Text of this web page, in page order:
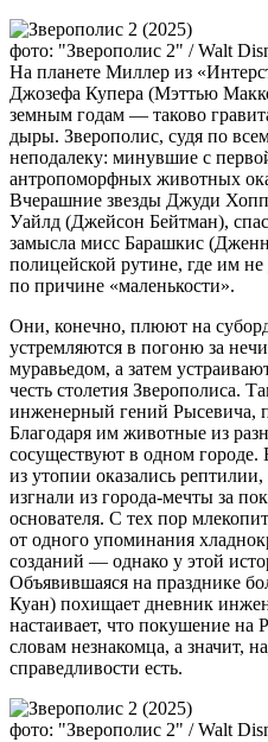
фото: "Зверополис 2" / Walt
На планете Миллер из
Джозефа Купера (Мэттью
земным годам — таково
дыры. Зверополис, судя по
неподалеку: минувшие с
антропоморфных животных
Вчерашние звезды Джуди
Уайлд (Джейсон Бейтман),
замысла мисс Барашкис
полицейской рутине, где им
по причине «маленькости».
Они, конечно, плюют на
устремляются в погоню за
муравьедом, а затем
честь столетия Зверополиса.
инженерный гений Рысевича,
Благодаря им животные из
сосуществуют в одном
из утопии оказались
изгнали из города-мечты за
основателя. С тех пор
от одного упоминания
созданий — однако у этой
Объявившаяся на празднике
Куан) похищает дневник
настаивает, что покушение
словам незнакомца, а значит,
справедливости есть.
фото: "Зверополис 2" / Walt